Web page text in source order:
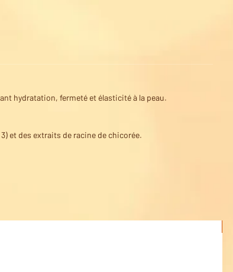
hydratation, fermeté et élasticité à la peau.
et des extraits de racine de chicorée.